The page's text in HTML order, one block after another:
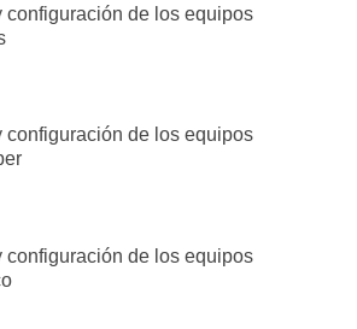
configuración de los equipos
configuración de los equipos
configuración de los equipos